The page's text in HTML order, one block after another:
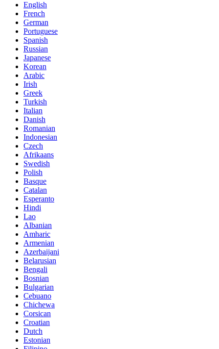
English
French
German
Portuguese
Spanish
Russian
Japanese
Korean
Arabic
Irish
Greek
Turkish
Italian
Danish
Romanian
Indonesian
Czech
Afrikaans
Swedish
Polish
Basque
Catalan
Esperanto
Hindi
Lao
Albanian
Amharic
Armenian
Azerbaijani
Belarusian
Bengali
Bosnian
Bulgarian
Cebuano
Chichewa
Corsican
Croatian
Dutch
Estonian